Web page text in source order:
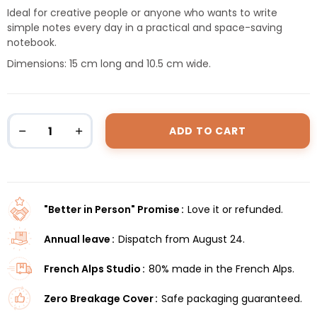
Ideal for creative people or anyone who wants to write
simple notes every day in a practical and space-saving
notebook.
Dimensions: 15 cm long and 10.5 cm wide.
ADD TO CART
"Better in Person" Promise Love it or refunded.
Annual leave Dispatch from August 24.
French Alps Studio 80% made in the French Alps.
Zero Breakage Cover Safe packaging guaranteed.